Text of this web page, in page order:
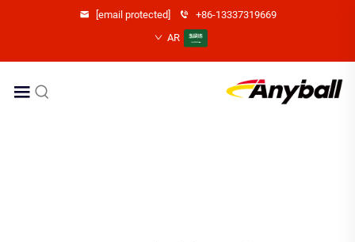
+86-13337319669
[email protected]
AR